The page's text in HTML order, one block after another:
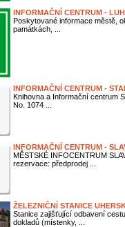
INFORMAČNÍ CENTRUM -
Poskytované informace městě,
památkách, ...
INFORMAČNÍ CENTRUM -
Knihovna a Informační centrum
No. 1074 ...
INFORMAČNÍ CENTRUM -
MĚSTSKÉ INFOCENTRUM
rezervace: předprodej ...
ŽELEZNIČNÍ STANICE
Stanice zajišťující odbavení
dokladů (místenky, ...